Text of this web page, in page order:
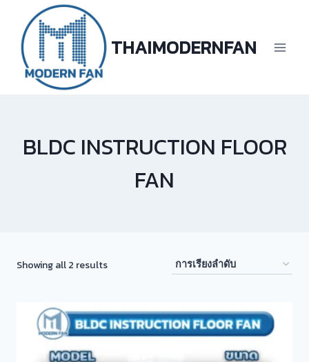
content
THAIMODERNFAN
BLDC INSTRUCTION FLOOR
FAN
Showing all 2 results